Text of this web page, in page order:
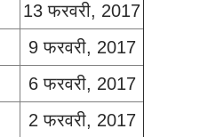
13 फरवरी, 2017
9 फरवरी, 2017
6 फरवरी, 2017
2 फरवरी, 2017